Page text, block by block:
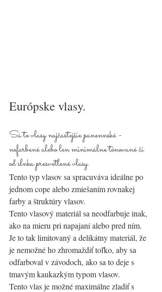
Európske vlasy.
Sú to vlasy najčastejšie panennské -
nefarbené alebo len minimálne tónované či
od slnka presvetlené vlasy.
Tento typ vlasov sa spracuváva ideálne po
jednom cope alebo zmiešaním rovnakej
farby a štruktúry vlasov.
Tento vlasový materiál sa neodfarbuje inak,
ako na mieru pri napajaní alebo pred ním.
Je to tak limitovaný a delikátny materiál, že
je nemožné ho zhromaždiť toľko, aby sa
odfarboval v závodoch, ako sa to deje s
tmavým kaukazkým typom vlasov.
Tento vlas je možné maximálne zladiť s